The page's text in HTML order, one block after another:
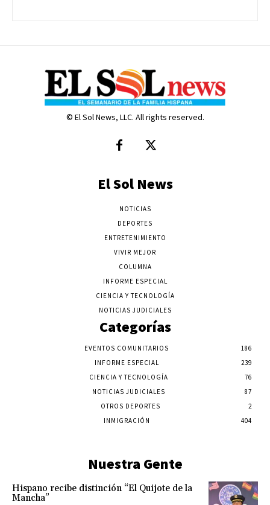
© El Sol News, LLC. All rights reserved.
El Sol News
NOTICIAS
DEPORTES
ENTRETENIMIENTO
VIVIR MEJOR
COLUMNA
INFORME ESPECIAL
CIENCIA Y TECNOLOGÍA
NOTICIAS JUDICIALES
Categorías
EVENTOS COMUNITARIOS
186
INFORME ESPECIAL
239
CIENCIA Y TECNOLOGÍA
76
NOTICIAS JUDICIALES
87
OTROS DEPORTES
2
INMIGRACIÓN
404
Nuestra Gente
Hispano recibe distinción “El Quijote de la
Mancha”